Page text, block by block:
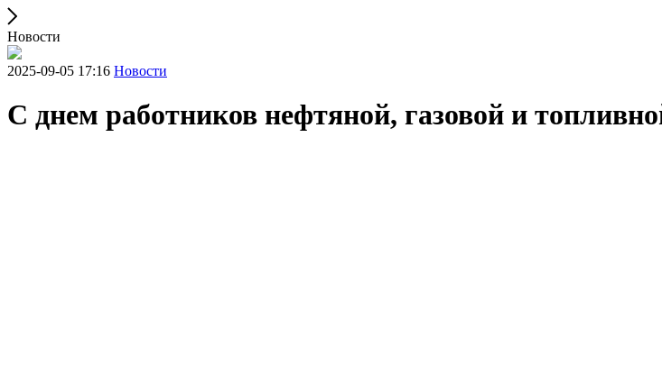
Новости
2025-09-05 17:16 Новости
С днем работников нефтяной, газовой и